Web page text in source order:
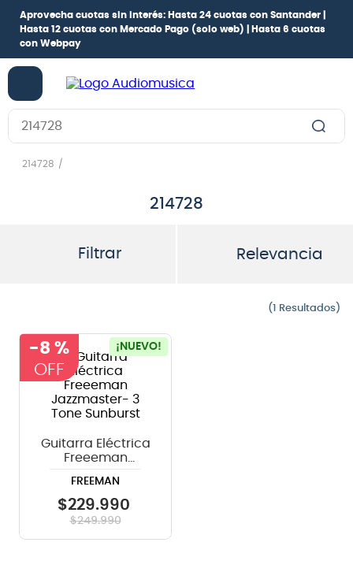
Aprovecha cuotas sin interés: Hasta 24 cuotas con Santander |
Hasta 12 cuotas con Mercado Pago (solo web) |
Hasta 6 cuotas
con Webpay
Buscar en Audiomusica.com
214728
214728
Filtrar Relevancia
1
-8 % ¡NUEVO!
Guitarra Eléctrica
Freeeman
Tone Sunburst
FREEMAN
$229.990
$249.990